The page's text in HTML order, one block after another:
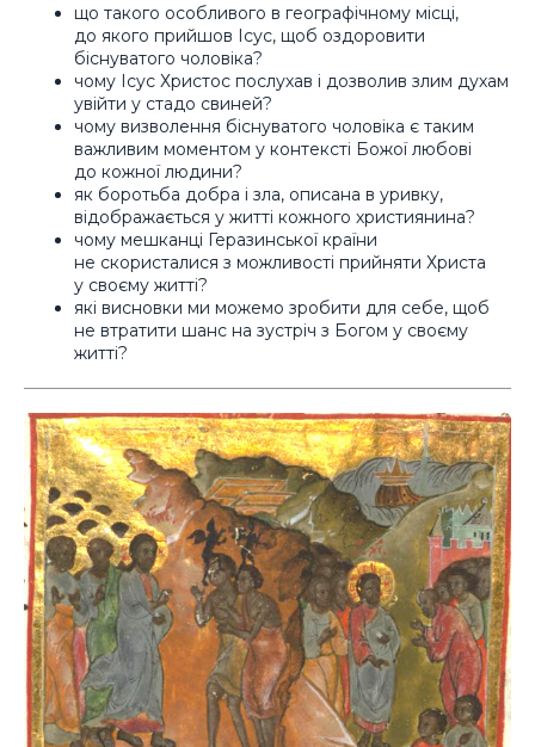
що такого особливого в географічному місці,
до якого прийшов Ісус, щоб оздоровити
біснуватого чоловіка?
чому Ісус Христос послухав і дозволив злим духам
увійти у стадо свиней?
чому визволення біснуватого чоловіка є таким
важливим моментом у контексті Божої любові
до кожної людини?
як боротьба добра і зла, описана в уривку,
відображається у житті кожного християнина?
чому мешканці Геразинської країни
не скористалися з можливості прийняти Христа
у своєму житті?
які висновки ми можемо зробити для себе, щоб
не втратити шанс на зустріч з Богом у своєму
житті?